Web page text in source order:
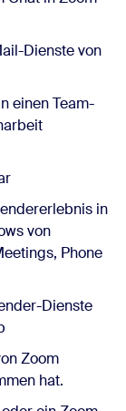
Dienste von
einen Team-
in
von
Phone
Dienste
Zoom
hat.